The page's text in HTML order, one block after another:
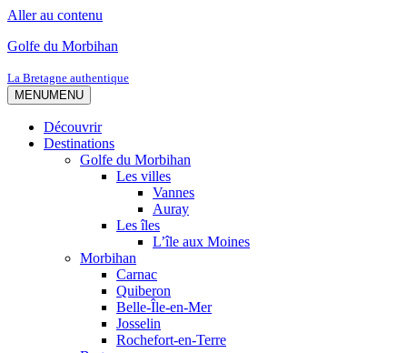
Aller au contenu
Golfe du Morbihan
La Bretagne authentique
MENUMENU
Découvrir
Destinations
Golfe du Morbihan
Les villes
Vannes
Auray
Les îles
L’île aux Moines
Morbihan
Carnac
Quiberon
Belle-Île-en-Mer
Josselin
Rochefort-en-Terre